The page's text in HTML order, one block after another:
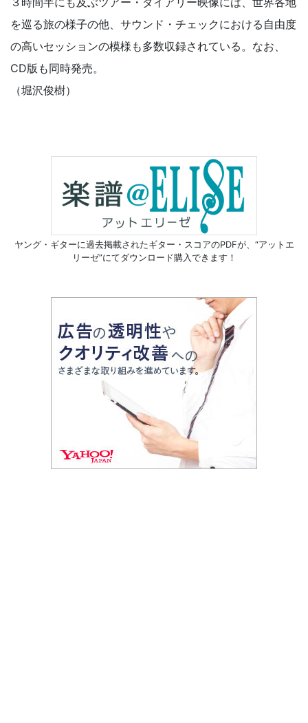
を巡る旅の様子の他、サウンド・チェックにおける自由度
の高いセッションの模様も多数収録されている。なお、
CD版も同時発売。
（堀沢俊樹）
ヤング・ギターに過去掲載されたギター・スコアのPDFが、 “アットエ
リーゼ”にてダウンロード購入できます！